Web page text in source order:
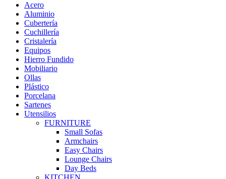
Acero
Aluminio
Cubertería
Cuchillería
Cristalería
Equipos
Hierro Fundido
Mobiliario
Ollas
Plástico
Porcelana
Sartenes
Utensilios
FURNITURE
Small Sofas
Armchairs
Easy Chairs
Lounge Chairs
Day Beds
KITCHEN